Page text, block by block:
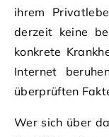
ihrem
derzeit keine
konkrete
Internet
überprüften
Wer sich über